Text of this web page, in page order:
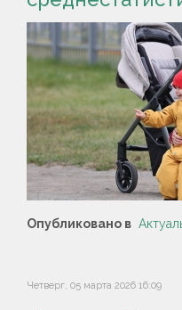
Опубликовано в
Четверг, 05 марта 2026 16:09